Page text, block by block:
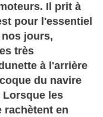
Il prit à
pour l'essentiel
jours,
très
à l'arrière
du navire
Lorsque les
rachètent en